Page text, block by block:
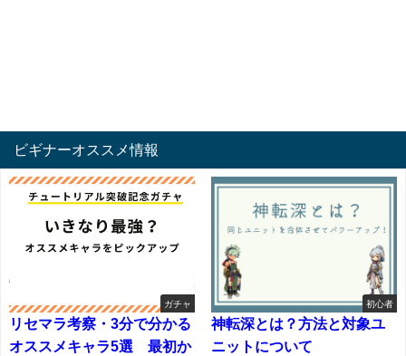
ビギナーオススメ情報
ガチャ
リセマラ考察・3分で分かる
オススメキャラ5選 最初か
初心者
神転深とは？方法と対象ユ
ニットについて